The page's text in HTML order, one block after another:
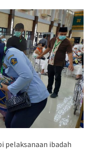
pelaksanaan ibadah